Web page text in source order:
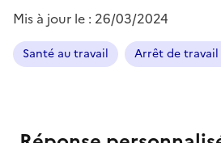
Mis à jour le : 26/03/2024
Santé au travail Arrêt de